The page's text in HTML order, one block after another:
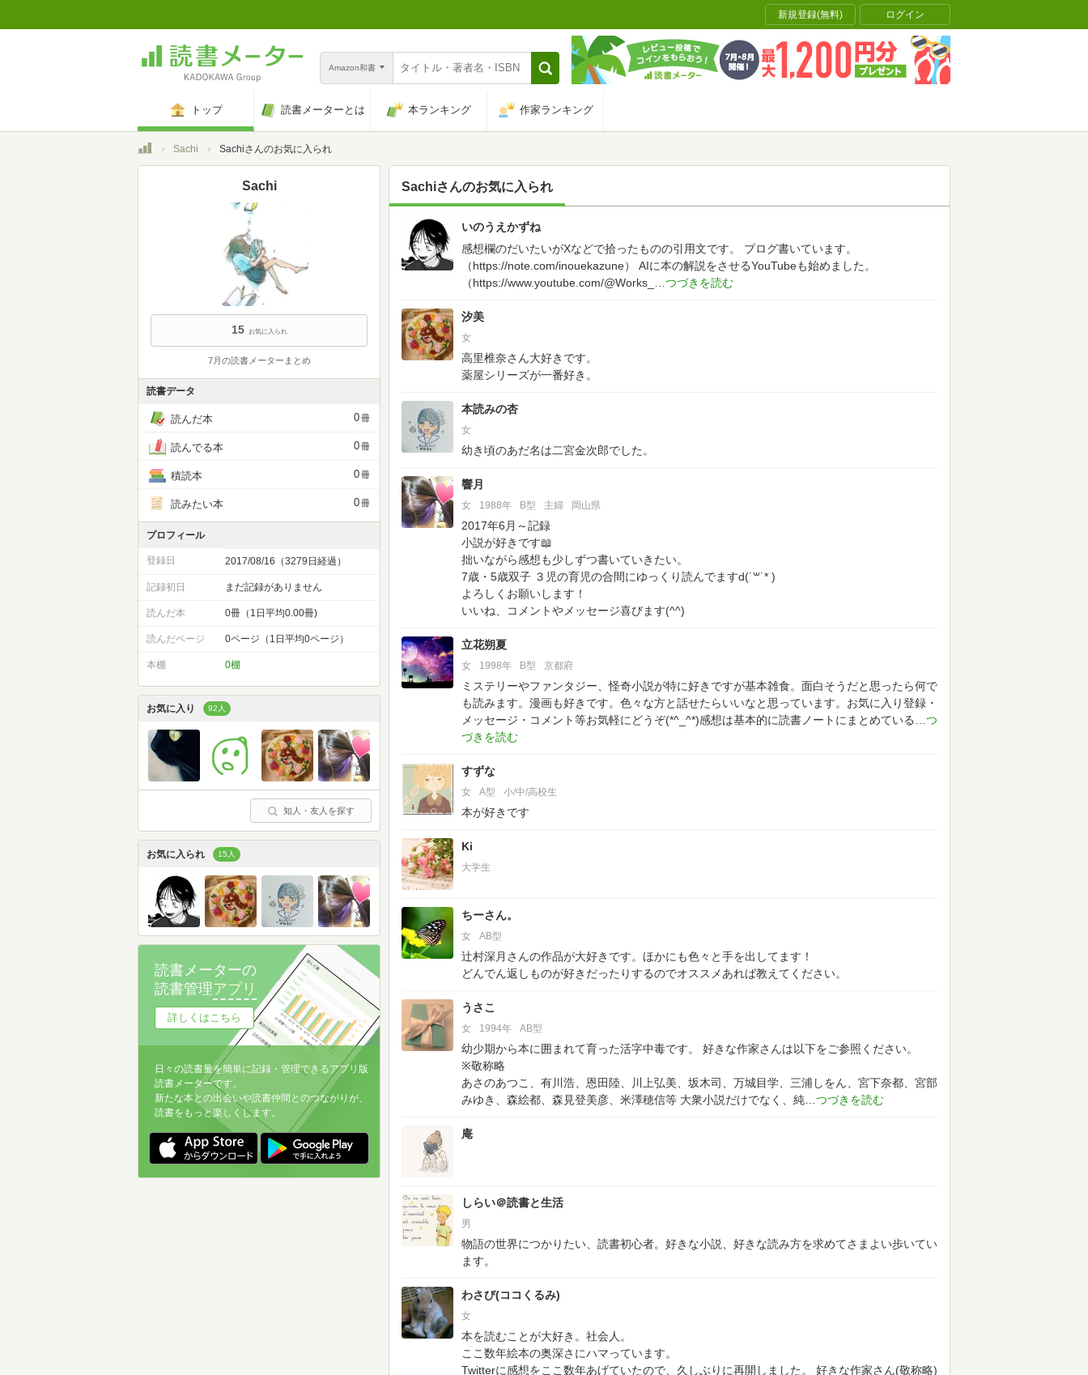
新規登録(無料) ログイン
Amazon和書
トップ 読書メーターとは 本ランキング 作家ランキング
トップSachi Sachiさんのお気に入られ
Sachiさんのお気に入られ
15
いのうえかずね
感想欄のだいたいがXなどで拾ったものの引用文です。
ブログ書いています。
（https://note.com/inouekazune）
AIに本の解説をさせるYouTubeも始めました。
（https://www.youtube.com/@Works_
汐美
女
高里椎奈さん大好きです。
薬屋シリーズが一番好き。
本読みの杏
女
幼き頃のあだ名は二宮金次郎でした。
響月
女 1988年 B型 主婦 岡山県
2017年6月～記録
小説が好きです📖
拙いながら感想も少しずつ書いていきたい。
7歳・5歳双子 ３児の育児の合間にゆっくり読んでますd(˙꒳​˙* )
よろしくお願いします！
いいね、コメントやメッセージ喜びます(^^)
立花朔夏
女 1998年 B型 京都府
ミステリーやファンタジー、怪奇小説が特に好きですが基本雑食。面白そうだと思ったら何で
も読みます。漫画も好きです。色々な方と話せたらいいなと思っています。お気に入り登録・
メッセージ・コメント等お気軽にどうぞ(*^_^*)感想は基本的に読書ノートにまとめている
すずな
女 A型 小/中/高校生
本が好きです
Ki
大学生
ちーさん。
女 AB型
辻村深月さんの作品が大好きです。ほかにも色々と手を出してます！
どんでん返しものが好きだったりするのでオススメあれば教えてください。
うさこ
女 1994年 AB型
幼少期から本に囲まれて育った活字中毒です。
好きな作家さんは以下をご参照ください。
※敬称略
あさのあつこ、有川浩、恩田陸、川上弘美、坂木司、万城目学、三浦しをん、宮下奈都、宮部
みゆき、森絵都、森見登美彦、米澤穂信等 大衆小説だけでなく、純
庵
しらい＠読書と生活
男
物語の世界につかりたい、読書初心者。好きな小説、好きな読み方を求めてさまよい歩いてい
ます。
わさび(ココくるみ)
女
本を読むことが大好き。社会人。
ここ数年絵本の奥深さにハマっています。
Twitterに感想をここ数年あげていたので、久しぶりに再開しました。
好きな作家さん(敬称略)
Sachi
15 お気に入られ
7月の読書メーターまとめ
読書データ
読んだ本 0冊
読んでる本 0冊
積読本 0冊
読みたい本 0冊
プロフィール
登録日 2017/08/16（3279日経過）
記録初日 まだ記録がありません
読んだ本 0冊（1日平均0.00冊)
読んだページ 0ページ（1日平均0ページ）
本棚 0棚
お気に入り 92人
知人・友人を探す
お気に入られ 15人
読書メーターの
読書管理アプリ
詳しくはこちら
日々の読書量を簡単に記録・管理できるアプリ版
読書メーターです。
新たな本との出会いや読書仲間とのつながりが、
読書をもっと楽しくします。